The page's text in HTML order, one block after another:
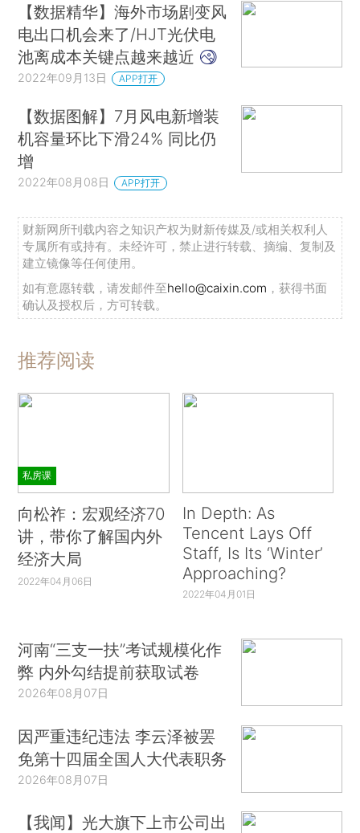
【数据精华】海外市场剧变风
电出口机会来了/HJT光伏电
池离成本关键点越来越近
2022年09月13日 APP打开
【数据图解】7月风电新增装
机容量环比下滑24% 同比仍
增
2022年08月08日 APP打开
财新网所刊载内容之知识产权为财新传媒及/或相关权利人
专属所有或持有。未经许可，禁止进行转载、摘编、复制及
建立镜像等任何使用。
如有意愿转载，请发邮件至hello@caixin.com ，获得书面
确认及授权后，方可转载。
推荐阅读
私房课
向松祚：宏观经济70
讲，带你了解国内外
经济大局
2022年04月06日
In Depth: As
Tencent Lays Off
Staff, Is Its ‘Winter’
Approaching?
2022年04月01日
河南“三支一扶”考试规模化作
弊 内外勾结提前获取试卷
2026年08月07日
因严重违纪违法 李云泽被罢
免第十四届全国人大代表职务
2026年08月07日
【我闻】光大旗下上市公司出